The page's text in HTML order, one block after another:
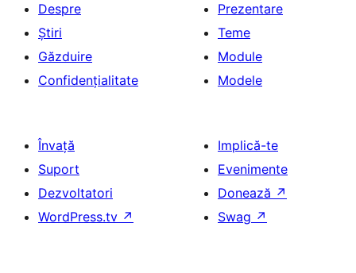
Despre
Știri
Găzduire
Confidențialitate
Prezentare
Teme
Module
Modele
Învață
Suport
Dezvoltatori
WordPress.tv ↗
Implică-te
Evenimente
Donează ↗
Swag ↗